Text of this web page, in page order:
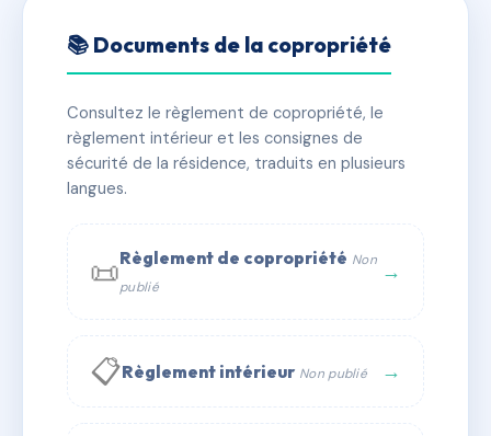
LES TERRASSES DU MONT
✓ Immatriculée 🏠 369 lots 🏗 6 bâtiment(s)
📞 Contacter Syndic Digital
📚 Documents de la copropriété
Consultez le règlement de copropriété, le
règlement intérieur et les consignes de
sécurité de la résidence, traduits en plusieurs
langues.
📜Règlement de copropriété Non
publié
→
📋Règlement intérieur Non publié →